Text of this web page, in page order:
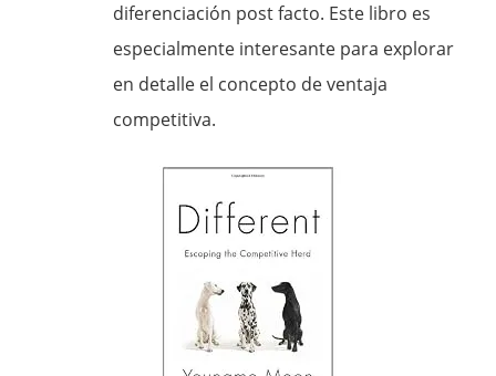
diferenciación post facto. Este libro es
especialmente interesante para explorar
en detalle el concepto de ventaja
competitiva.